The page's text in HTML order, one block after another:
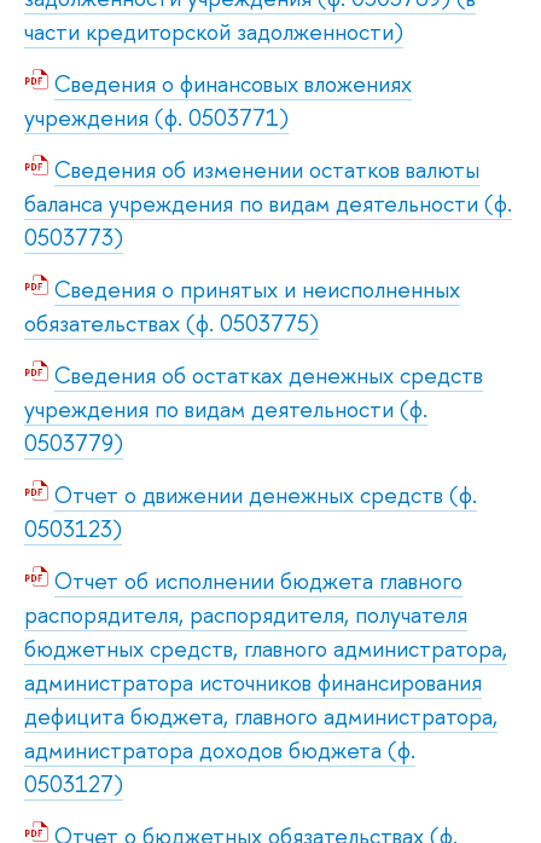
части кредиторской задолженности)
Сведения о финансовых вложениях
учреждения (ф. 0503771)
Сведения об изменении остатков валюты
баланса учреждения по видам деятельности (ф.
0503773)
Сведения о принятых и неисполненных
обязательствах (ф. 0503775)
Сведения об остатках денежных средств
учреждения по видам деятельности (ф.
0503779)
Отчет о движении денежных средств (ф.
0503123)
Отчет об исполнении бюджета главного
распорядителя, распорядителя, получателя
бюджетных средств, главного администратора,
администратора источников финансирования
дефицита бюджета, главного администратора,
администратора доходов бюджета (ф.
0503127)
Отчет о бюджетных обязательствах (ф.